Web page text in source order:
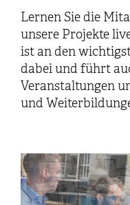
Lernen Sie die
unsere Projekte
ist an den
dabei und führt
Veranstaltungen
und